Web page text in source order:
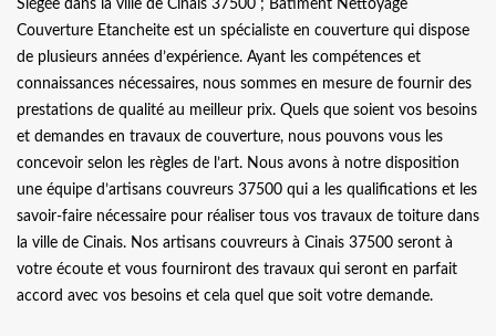
Siégée dans la ville de Cinais 37500 ; Batiment Nettoyage
Couverture Etancheite est un spécialiste en couverture qui dispose
de plusieurs années d’expérience. Ayant les compétences et
connaissances nécessaires, nous sommes en mesure de fournir des
prestations de qualité au meilleur prix. Quels que soient vos besoins
et demandes en travaux de couverture, nous pouvons vous les
concevoir selon les règles de l’art. Nous avons à notre disposition
une équipe d’artisans couvreurs 37500 qui a les qualifications et les
savoir-faire nécessaire pour réaliser tous vos travaux de toiture dans
la ville de Cinais. Nos artisans couvreurs à Cinais 37500 seront à
votre écoute et vous fourniront des travaux qui seront en parfait
accord avec vos besoins et cela quel que soit votre demande.